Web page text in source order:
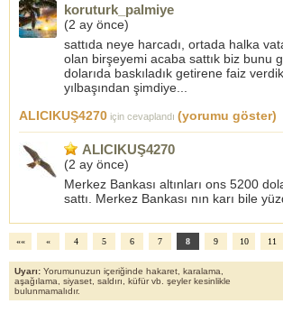
koruturk_palmiye
(2 ay önce)
sattıda neye harcadı, ortada halka
olan birşeyemi acaba sattık biz bunu
dolarıda baskıladık getirene faiz
yılbaşından şimdiye...
ALICIKUŞ4270 için cevaplandı (yorumu göster)
ALICIKUŞ4270
(2 ay önce)
Merkez Bankası altınları ons 5200
sattı. Merkez Bankası nın karı bile
«« « 4 5 6 7 8 9 10 11
Uyarı: Yorumunuzun içeriğinde hakaret, karalama,
aşağılama, siyaset, saldırı, küfür vb. şeyler kesinlikle
bulunmamalıdır.